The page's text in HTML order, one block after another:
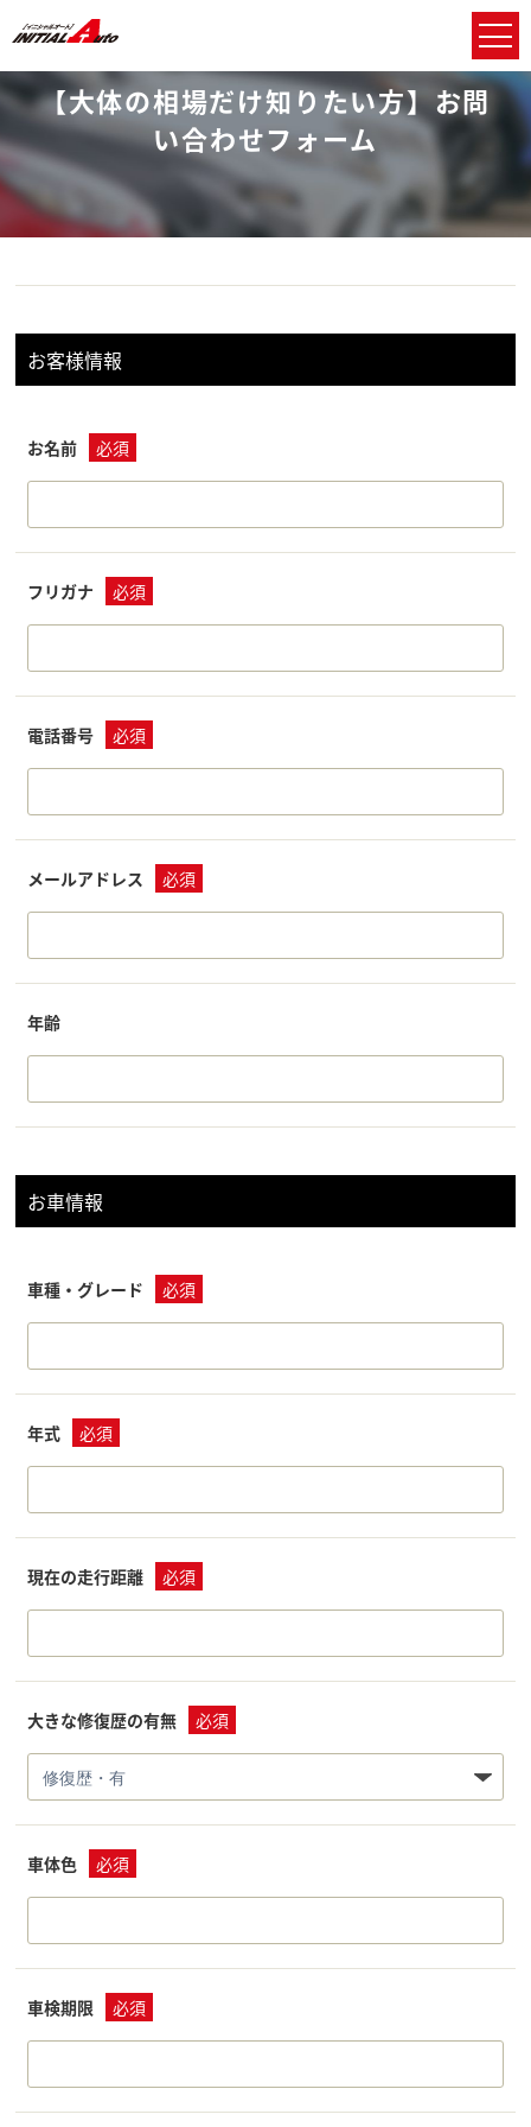
【⼤体の相場だけ知りたい方】お問
い合わせフォーム
Home
ご希望の売却時期に合った査定額の提示
【⼤体の相場だけ知りたい方】お問い合わせフォーム
お客様情報
お名前 必須
フリガナ 必須
電話番号 必須
メールアドレス 必須
年齢
お車情報
車種・グレード 必須
年式 必須
現在の走行距離 必須
大きな修復歴の有無 必須
車体色 必須
車検期限 必須